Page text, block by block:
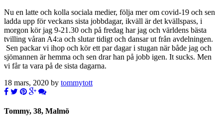
Nu en latte och kolla sociala medier, följa mer om covid-19 och sen
ladda upp för veckans sista jobbdagar, ikväll är det kvällspass, i
morgon kör jag 9-21.30 och på fredag har jag och världens bästa
tvilling våran A4:a och slutar tidigt och dansar ut från avdelningen.
Sen packar vi ihop och kör ett par dagar i stugan när både jag och
sjömannen är hemma och sen drar han på jobb igen. It sucks. Men
vi får ta vara på de sista dagarna.
18 mars, 2020 by tommytott
Tommy, 38, Malmö